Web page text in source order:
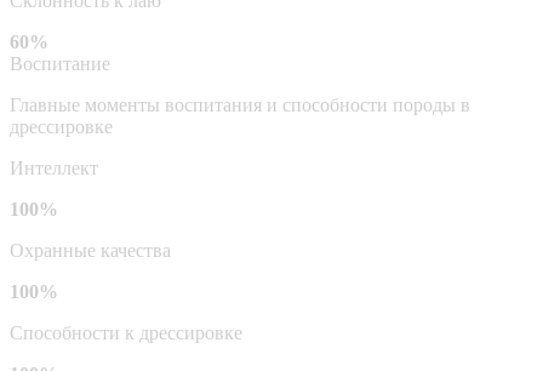
60%
Воспитание
Главные моменты воспитания и способности породы в
дрессировке
Интеллект
100%
Охранные качества
100%
Способности к дрессировке